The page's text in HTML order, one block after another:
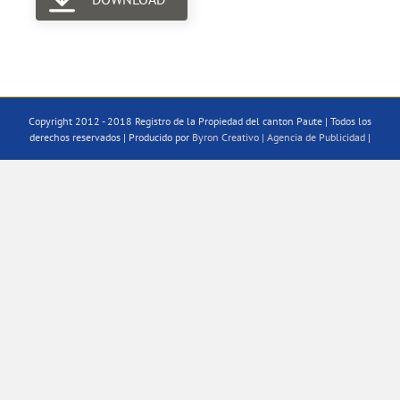
Copyright 2012 - 2018 Registro de la Propiedad del canton Paute | Todos los
derechos reservados | Producido por Byron Creativo | Agencia de Publicidad |